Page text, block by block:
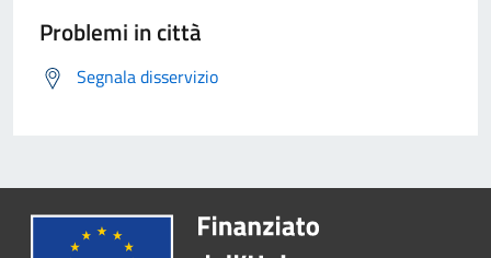
Problemi in città
Segnala disservizio